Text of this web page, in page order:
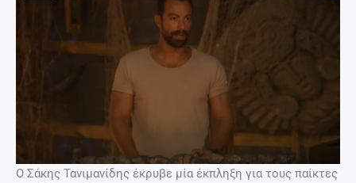
Ο Σάκης Τανιμανίδης έκρυβε μία έκπληξη για τους παίκτες